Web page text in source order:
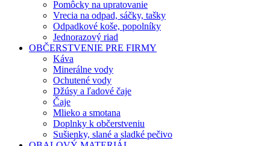
Pomôcky na upratovanie
Vrecia na odpad, sáčky, tašky
Odpadkové koše, popolníky
Jednorazový riad
OBČERSTVENIE PRE FIRMY
Káva
Minerálne vody
Ochutené vody
Džúsy a ľadové čaje
Čaje
Mlieko a smotana
Doplnky k občerstveniu
Sušienky, slané a sladké pečivo